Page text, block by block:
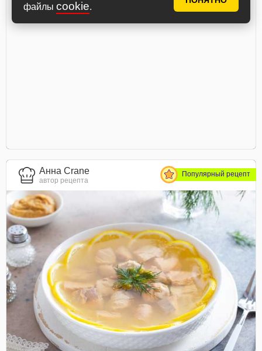
файлы cookie.
Анна Crane
автор рецепта
Популярный рецепт